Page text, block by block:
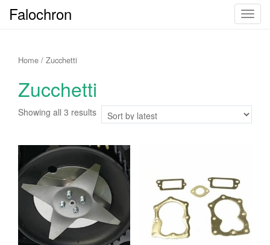
T
a
v
n
Falochron
Home / Zucchetti
Zucchetti
Showing all 3 results